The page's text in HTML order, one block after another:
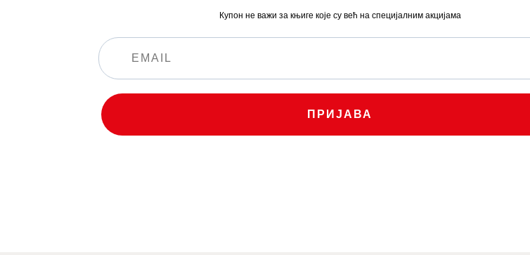
Купон не важи за књиге које су већ на специјалним акцијама
ПРИЈАВА